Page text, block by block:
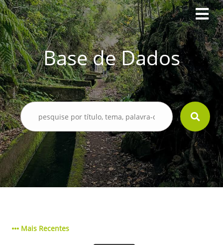
Base de Dados
Mais Recentes